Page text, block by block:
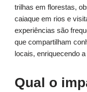
trilhas em florestas,
caiaque em rios e
experiências são
que compartilham
locais, enriquecendo
Qual o